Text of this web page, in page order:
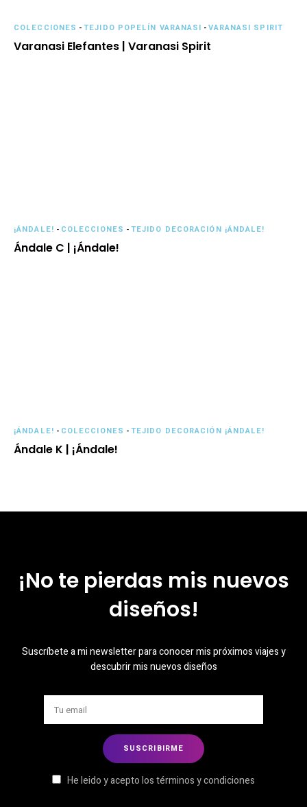
COLECCIONES -TEJIDO POPELÍN VARANASI -VARANASI SPIRIT
Varanasi Elefantes | Varanasi Spirit
¡ÁNDALE! - COLECCIONES -TEJIDO DECORACIÓN ¡ÁNDALE!
Ándale C | ¡Ándale!
¡ÁNDALE! - COLECCIONES -TEJIDO DECORACIÓN ¡ÁNDALE!
Ándale K | ¡Ándale!
¡No te pierdas mis nuevos
diseños!
Suscríbete a mi newsletter para conocer mis próximos viajes y
descubrir mis nuevos diseños
He leido y acepto los términos y condiciones